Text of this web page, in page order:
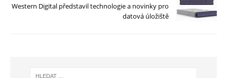
Western Digital představil technologie a novinky pro
datová úložiště